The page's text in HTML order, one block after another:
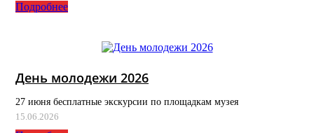
Подробнее
День молодежи 2026
27 июня бесплатные экскурсии по площадкам музея
15.06.2026